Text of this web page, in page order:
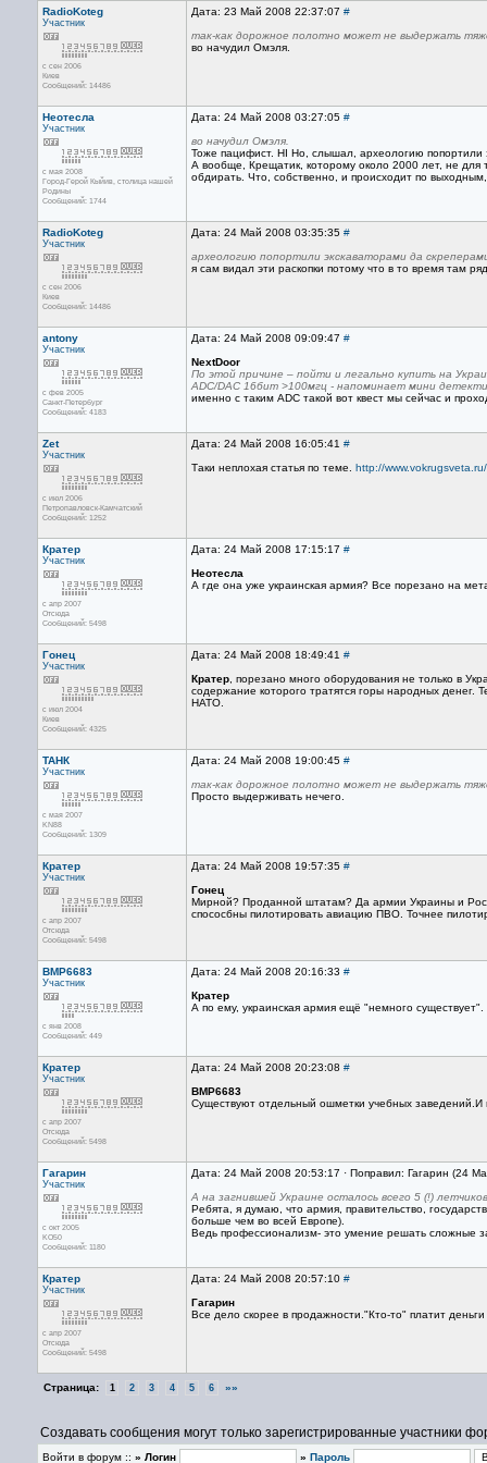
RadioKoteg
Участник
с сен 2006
Киев
Сообщений: 14486
Дата: 23 Май 2008 22:37:07 #
так-как дорожное полотно может не выдержать
во начудил Омэля.
Неотесла
Участник
с мая 2008
Город-Герой Кыйив, столица нашей
Родины
Сообщений: 1744
Дата: 24 Май 2008 03:27:05 #
во начудил Омэля.
Тоже пацифист. НІ Но, слышал, археологию попортили
А вообще, Крещатик, которому около 2000 лет, не для
обдирать. Что, собственно, и происходит по
RadioKoteg
Участник
с сен 2006
Киев
Сообщений: 14486
Дата: 24 Май 2008 03:35:35 #
археологию попортили экскаваторами да
я сам видал эти раскопки потому что в то время там
antony
Участник
с фев 2005
Санкт-Петербург
Сообщений: 4183
Дата: 24 Май 2008 09:09:47 #
NextDoor
По этой причине – пойти и легально купить на
ADC/DAC 16бит >100мгц - напоминает мини
именно с таким ADC такой вот квест мы сейчас и
Zet
Участник
с июл 2006
Петропавловск-Камчатский
Сообщений: 1252
Дата: 24 Май 2008 16:05:41 #
Таки неплохая статья по теме. http://
Кратер
Участник
с апр 2007
Отсюда
Сообщений: 5498
Дата: 24 Май 2008 17:15:17 #
Неотесла
А где она уже украинская армия? Все порезано на
Гонец
Участник
с июл 2004
Киев
Сообщений: 4325
Дата: 24 Май 2008 18:49:41 #
Кратер , порезано много оборудования не только в
содержание которого тратятся горы народных денег.
НАТО.
ТАНК
Участник
с мая 2007
KN88
Сообщений: 1309
Дата: 24 Май 2008 19:00:45 #
так-как дорожное полотно может не выдержать
Просто выдерживать нечего.
Кратер
Участник
с апр 2007
Отсюда
Сообщений: 5498
Дата: 24 Май 2008 19:57:35 #
Гонец
Мирной? Проданной штатам? Да армии Украины и
спососбны пилотировать авиацию ПВО. Точнее
BMP6683
Участник
с янв 2008
Сообщений: 449
Дата: 24 Май 2008 20:16:33 #
Кратер
А по ему, украинская армия ещё "немного
Кратер
Участник
с апр 2007
Отсюда
Сообщений: 5498
Дата: 24 Май 2008 20:23:08 #
BMP6683
Существуют отдельный ошметки учебных
Гагарин
Участник
с окт 2005
KO50
Сообщений: 1180
Дата: 24 Май 2008 20:53:17 · Поправил: Гагарин (24
А на загнившей Украине осталось всего 5 (!)
Ребята, я думаю, что армия, правительство,
больше чем во всей Европе).
Ведь профессионализм- это умение решать сложные
Кратер
Участник
с апр 2007
Отсюда
Сообщений: 5498
Дата: 24 Май 2008 20:57:10 #
Гагарин
Все дело скорее в продажности."Кто-то" платит
Страница: 1 2 3 4 5 6 »»
Создавать сообщения могут только зарегистрированные участники
Войти в форум :: » Логин » Пароль